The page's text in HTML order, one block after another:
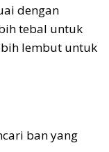
dengan
tebal untuk
lembut untuk
ban yang